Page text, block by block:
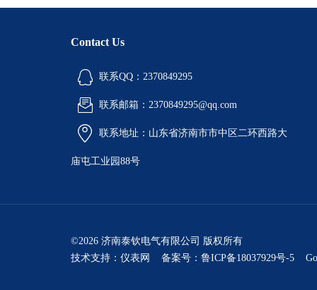
Contact Us
联系QQ：2370849295
联系邮箱：2370849295@qq.com
联系地址：山东省济南市市中区二环西路大
庙屯工业园88号
©2026 济南泰钦电气有限公司 版权所有
技术支持： 仪表网 备案号：鲁ICP备18037929号-5